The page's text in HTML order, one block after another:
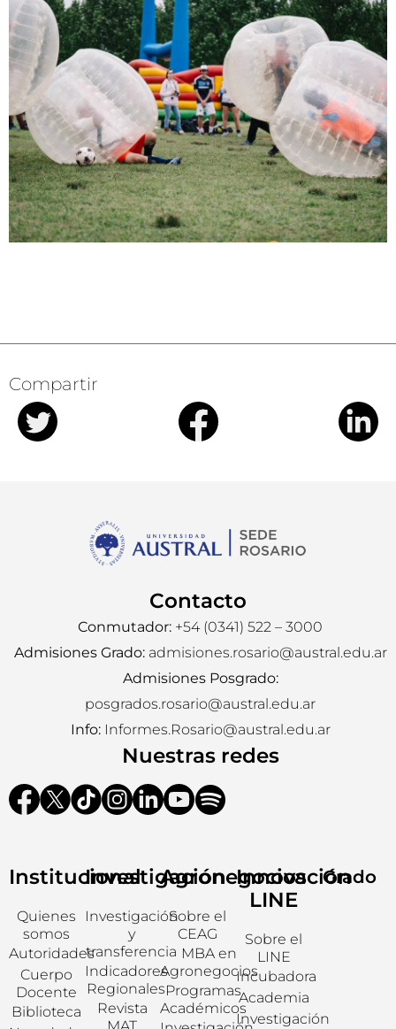
Compartir
Contacto
Conmutador: +54 (0341) 522 – 3000
Admisiones Grado:admisiones.rosario@austral.edu.ar
Admisiones Posgrado:
posgrados.rosario@austral.edu.ar
Info:Informes.Rosario@austral.edu.ar
Nuestras redes
Institucional
Quienes
somos
Autoridades
Cuerpo
Docente
Biblioteca
Investigación
Investigación
y
transferencia
Indicadores
Regionales
Revista
Agronegocios
Sobre el
CEAG
MBA en
Agronegocios
Programas
Académicos
Innovación
LINE
Sobre el
LINE
Incubadora
Academia
Investigación
Grado